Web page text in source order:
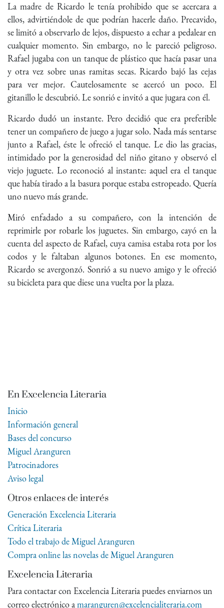
La madre de Ricardo le tenía prohibido que se acercara a
ellos, advirtiéndole de que podrían hacerle daño. Precavido,
se limitó a observarlo de lejos, dispuesto a echar a pedalear en
cualquier momento. Sin embargo, no le pareció peligroso.
Rafael jugaba con un tanque de plástico que hacía pasar una
y otra vez sobre unas ramitas secas. Ricardo bajó las cejas
para ver mejor. Cautelosamente se acercó un poco. El
gitanillo le descubrió. Le sonrió e invitó a que jugara con él.
Ricardo dudó un instante. Pero decidió que era preferible
tener un compañero de juego a jugar solo. Nada más sentarse
junto a Rafael, éste le ofreció el tanque. Le dio las gracias,
intimidado por la generosidad del niño gitano y observó el
viejo juguete. Lo reconoció al instante: aquel era el tanque
que había tirado a la basura porque estaba estropeado. Quería
uno nuevo más grande.
Miró enfadado a su compañero, con la intención de
reprimirle por robarle los juguetes. Sin embargo, cayó en la
cuenta del aspecto de Rafael, cuya camisa estaba rota por los
codos y le faltaban algunos botones. En ese momento,
Ricardo se avergonzó. Sonrió a su nuevo amigo y le ofreció
su bicicleta para que diese una vuelta por la plaza.
En Excelencia Literaria
Inicio
Información general
Bases del concurso
Miguel Aranguren
Patrocinadores
Aviso legal
Otros enlaces de interés
Generación Excelencia Literaria
Crítica Literaria
Todo el trabajo de Miguel Aranguren
Compra online las novelas de Miguel Aranguren
Excelencia Literaria
Para contactar con Excelencia Literaria puedes enviarnos un
correo electrónico amaranguren@excelencialiteraria.com